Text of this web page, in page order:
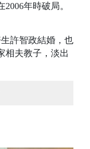
年時破局。
許智政結婚，也
相夫教子，淡出